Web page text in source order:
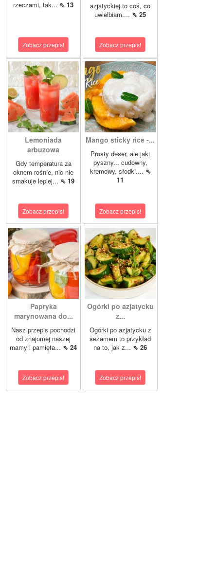
rzeczami, tak... ⇖ 13
Zobacz przepis!
azjatyckiej to coś, co
uwielbiam.... ⇖ 25
Zobacz przepis!
Lemoniada
arbuzowa
Gdy temperatura za
oknem rośnie, nic nie
smakuje lepiej... ⇖ 19
Zobacz przepis!
Mango sticky rice -...
Prosty deser, ale jaki
pyszny... cudowny,
kremowy, słodki.... ⇖
11
Zobacz przepis!
Papryka
marynowana do...
Nasz przepis pochodzi
od znajomej naszej
mamy i pamięta... ⇖ 24
Zobacz przepis!
Ogórki po azjatycku
z...
Ogórki po azjatycku z
sezamem to przykład
na to, jak z... ⇖ 26
Zobacz przepis!